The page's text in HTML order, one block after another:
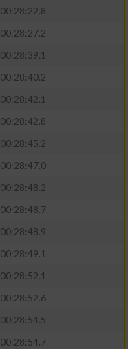
00:28:22.8
00:28:27.2
00:28:39.1
00:28:40.2
00:28:42.1
00:28:42.8
00:28:45.2
00:28:47.0
00:28:48.2
00:28:48.7
00:28:48.9
00:28:49.1
00:28:52.1
00:28:52.6
00:28:54.5
00:28:54.7